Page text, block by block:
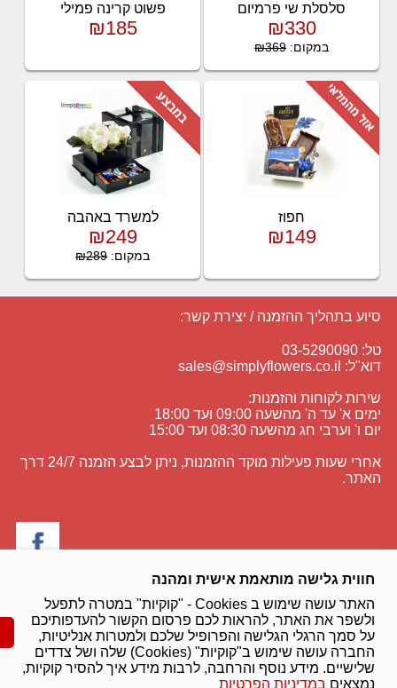
חווית גלישה מותאמת אישית ומהנה
האתר עושה שימוש ב Cookies - "קוקיות" במטרה לתפעל
ולשפר את האתר, להראות לכם פרסום הקשור להעדפותיכם
על סמך הרגלי הגלישה והפרופיל שלכם ולמטרות אנליטיות,
החברה עושה שימוש ב"קוקיות" (Cookies) שלה ושל צדדים
שלישיים. מידע נוסף והרחבה, לרבות מידע איך להסיר קוקיות,
נמצאים במדיניות הפרטיות
סלסלת שי פרמיום
₪330
במקום:₪369
פשוט קרינה פמילי
₪185
חפוז
₪149
למשרד באהבה
₪249
במקום:₪289
סיוע בתהליך ההזמנה / יצירת קשר:
טל: 03-5290090
דוא"ל: sales@simplyflowers.co.il
שירות לקוחות והזמנות:
ימים א' עד ה' מהשעה 09:00 ועד 18:00
יום ו' וערבי חג מהשעה 08:30 ועד 15:00
אחרי שעות פעילות מוקד ההזמנות, ניתן לבצע הזמנה 24/7 דרך
האתר.
תהליך הרכישה מאובטח בתקן העולמי: